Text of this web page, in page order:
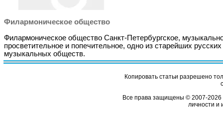
Филармоническое общество
Филармоническое общество Санкт-Петербургское,
просветительное и попечительное, одно из старейших русских
музыкальных обществ.
Копировать статьи разрешено
Все права защищены © 2007-2026
личности и